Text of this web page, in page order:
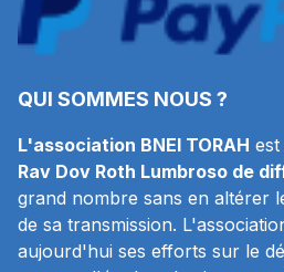
QUI SOMMES NOUS ?
L'association BNEI TORAH
Rav Dov Roth Lumbroso de
grand nombre sans en altérer
de sa transmission.
aujourd'hui ses efforts sur le